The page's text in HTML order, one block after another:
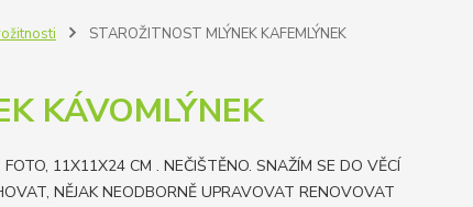
STAROŽITNOST MLÝNEK KAFEMLÝNEK
KÁVOMLÝNEK
11X11X24 CM . NEČIŠTĚNO. SNAŽÍM SE DO VĚCÍ
NĚJAK NEODBORNĚ UPRAVOVAT RENOVOVAT